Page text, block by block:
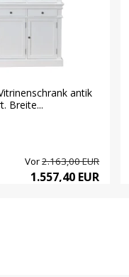
antik
Breite...
Vor2.163,00 EUR
1.557,40 EUR